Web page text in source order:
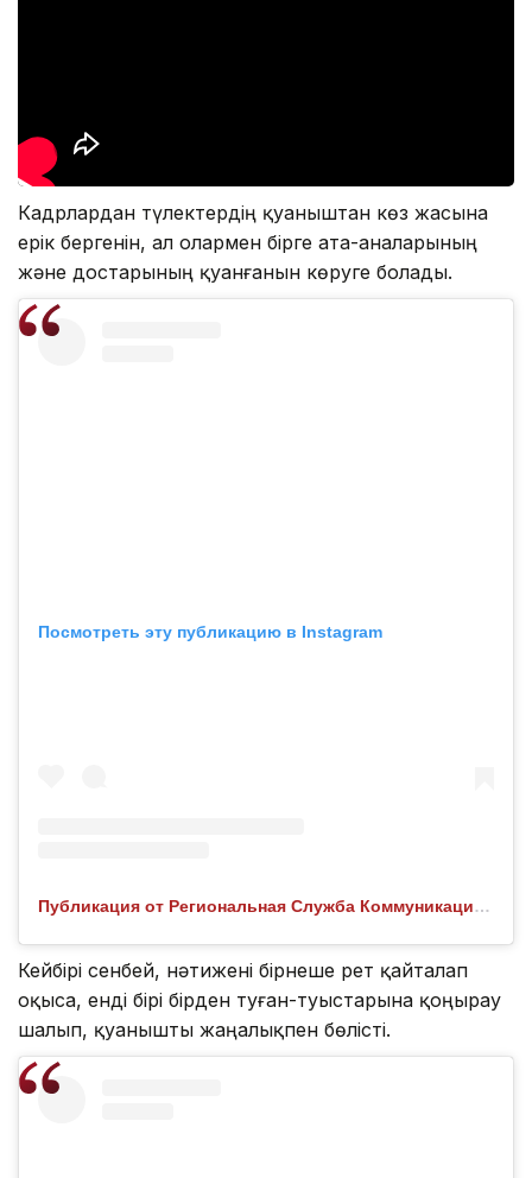
Кадрлардан түлектердің қуаныштан көз жасына
ерік бергенін, ал олармен бірге ата-аналарының
және достарының қуанғанын көруге болады.
Посмотреть эту публикацию в Instagram
Публикация от Региональная Служба Коммуникаций СКО (@rsk.sko.kz)
Кейбірі сенбей, нәтижені бірнеше рет қайталап
оқыса, енді бірі бірден туған-туыстарына қоңырау
шалып, қуанышты жаңалықпен бөлісті.